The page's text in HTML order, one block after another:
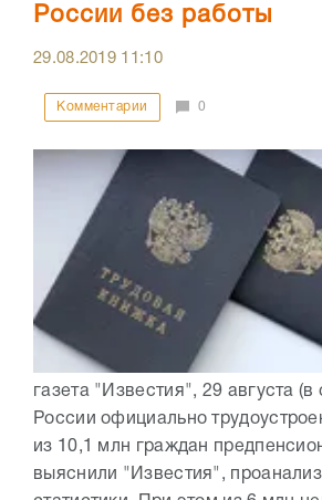
России без работы
29.08.2019 11:10
Комментарии 0
газета "Известия", 29 августа
России официально
из 10,1 млн граждан
выяснили "Известия",